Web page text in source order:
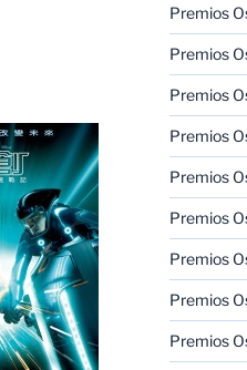
Premios
Premios
Premios
Premios
Premios
Premios
Premios
Premios
Premios